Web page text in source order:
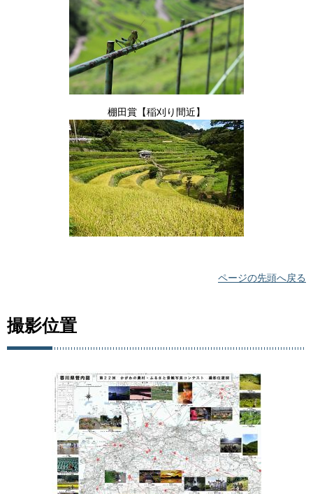
棚田賞【稲刈り間近】
ページの先頭へ戻る
撮影位置